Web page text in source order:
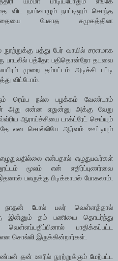
விட நாம்வாழும் நாட்டிலும் சொந்த
பேசாத சமுகத்திலா
பத்து பேர் வாயில் சரளமாக
பாடலில் பத்தோ பதிதொன்றோ தடவை
முறை தம்பட்டம் அடிச்சி பட்டி
விட்டோம்.
ரெம்ப நல்ல பழக்கம் வேண்டாம்
அது என்ன ஏதுன்னு அக்கு வேறு
ஆராய்ச்சியை டாக்ட்ரேட் செய்யும்
என சொல்லியே ஆர்வம் ஊட்டியும்
என்பதால் எழுதுபவர்கள்
மூலம் என் எதிர்ப்புணர்வை
பலருக்கு பிடிக்காமல் போகலாம்.
நாதன் போல் பலர் வெள்ளத்தால்
இன்னும் தம் பணியை தொடர்ந்து
பாதிக்கப்பட்ட
சொல்லி இருக்கின்றார்கள்.
தன் ஊரில் நூற்றுக்கும் மேற்பட்ட